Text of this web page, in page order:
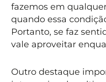
fazemos em
quando essa
Portanto, se faz
vale aproveitar
Outro destaque